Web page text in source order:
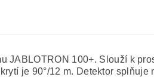
JABLOTRON 100+. Slouží k
je 90°/12 m. Detektor